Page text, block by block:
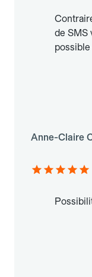
de SMS
Anne-Claire